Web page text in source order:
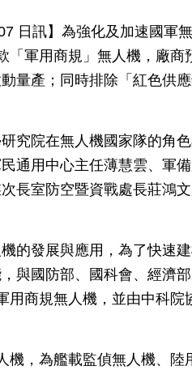
日訊】為強化及加速國軍
「軍用商規」無人機，廠商
量產；同時排除「紅色供
究院在無人機國家隊的角
通用中心主任薄慧雲、軍
長室防空暨資戰處長莊鴻
的發展與應用，為了快速
與國防部、國科會、經濟
用商規無人機，並由中科院
機，為艦載監偵無人機、陸